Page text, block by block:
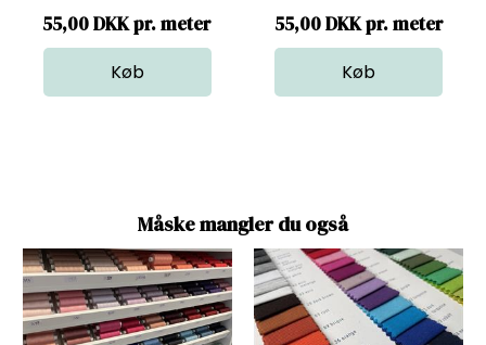
55,00 DKK pr. meter 55,00 DKK pr. meter
Måske mangler du også